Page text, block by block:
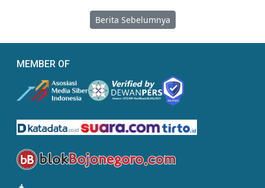
Berita Sebelumnya
MEMBER OF